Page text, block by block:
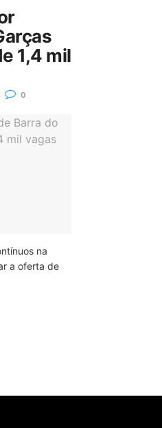
1,4 mil
0
na
a oferta de